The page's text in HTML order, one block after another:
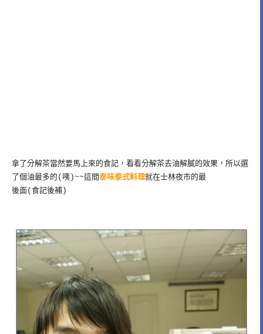
拿了分解茶當然要馬上來的食記，看看分解茶去油解膩的效果，所以選
了個油最多的(咦)~~這間泰味泰式料理就在士林夜市的最
後面(食記後補)